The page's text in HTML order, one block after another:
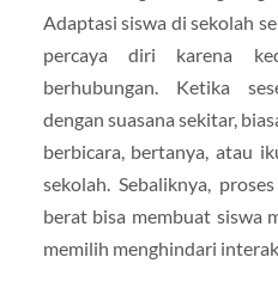
Adaptasi siswa di sekolah
percaya diri karena
berhubungan. Ketika
dengan suasana sekitar,
berbicara, bertanya, atau
sekolah. Sebaliknya,
berat bisa membuat siswa
memilih menghindari